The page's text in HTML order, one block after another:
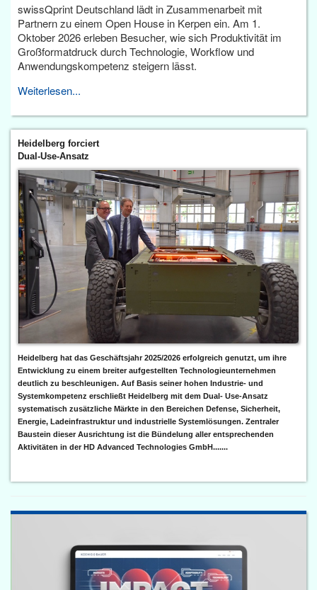
swissQprint Deutschland lädt in Zusammenarbeit mit
Partnern zu einem Open House in Kerpen ein. Am 1.
Oktober 2026 erleben Besucher, wie sich Produktivität im
Großformatdruck durch Technologie, Workflow und
Anwendungskompetenz steigern lässt.
Weiterlesen...
Heidelberg forciert
Dual-Use-Ansatz
Heidelberg hat das Geschäftsjahr 2025/2026 erfolgreich genutzt, um ihre
Entwicklung zu einem breiter aufgestellten Technologieunternehmen
deutlich zu beschleunigen. Auf Basis seiner hohen Industrie- und
Systemkompetenz erschließt Heidelberg mit dem Dual- Use-Ansatz
systematisch zusätzliche Märkte in den Bereichen Defense, Sicherheit,
Energie, Ladeinfrastruktur und industrielle Systemlösungen. Zentraler
Baustein dieser Ausrichtung ist die Bündelung aller entsprechenden
Aktivitäten in der HD Advanced Technologies GmbH.......